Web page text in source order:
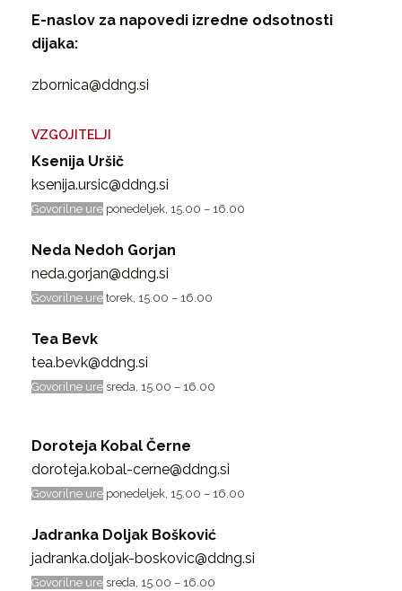
E-naslov za napovedi izredne odsotnosti
dijaka:
zbornica@ddng.si
VZGOJITELJI
Ksenija Uršič
ksenija.ursic@ddng.si
Govorilne ure ponedeljek, 15.00 – 16.00
Neda Nedoh Gorjan
neda.gorjan@ddng.si
Govorilne ure torek, 15.00 – 16.00
Tea Bevk
tea.bevk@ddng.si
Govorilne ure sreda, 15.00 – 16.00
Doroteja Kobal Černe
doroteja.kobal-cerne@ddng.si
Govorilne ure ponedeljek, 15.00 – 16.00
Jadranka Doljak Bošković
jadranka.doljak-boskovic@ddng.si
Govorilne ure sreda, 15.00 – 16.00